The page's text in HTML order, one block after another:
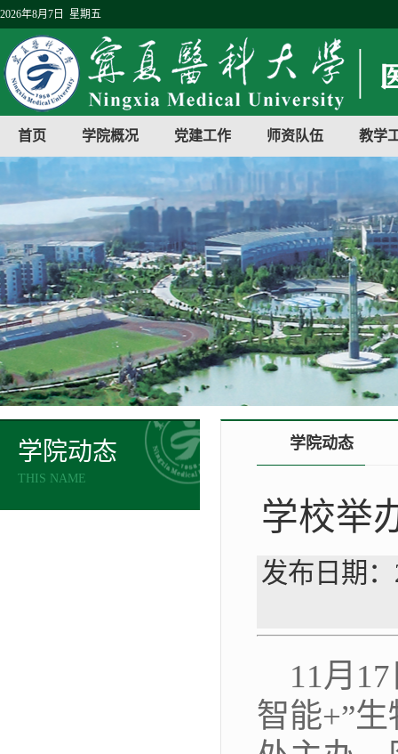
2026年8月7日 星期五
首页 学院概况 党建工作 师资队伍 教学
学院动态
THIS NAME
学院动态
学校举
发布日期
11月
智能+”